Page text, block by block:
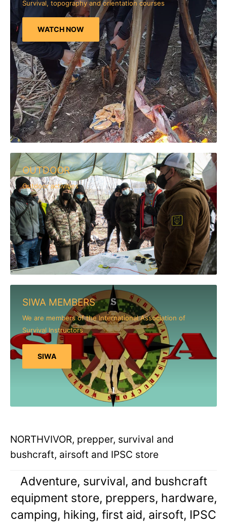
Survival, topography and orientation courses
WATCH NOW
OUTDOOR
Outdoor activities
SIWA MEMBERS
We are members of the International Association of
Survival Instructors
SIWA
NORTHVIVOR, prepper, survival and
bushcraft, airsoft and IPSC store
Adventure, survival, and bushcraft
equipment store, preppers, hardware,
camping, hiking, first aid, airsoft, IPSC